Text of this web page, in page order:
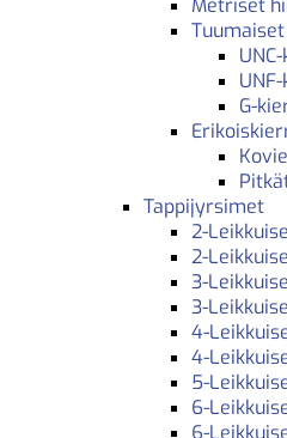
G-
Tappijyrsimet
2-
2-
3-
3-
4-
4-
5-
6-
6-